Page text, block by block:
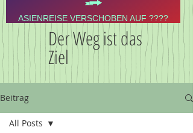
ASIENREISE VERSCHOBEN AUF ????
Der Weg ist das
Ziel
Beitrag
All Posts